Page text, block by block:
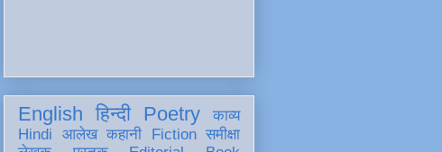
English हिन्दी Poetry
काव्य
Hindi
आलेख कहानी Fiction समीक्षा